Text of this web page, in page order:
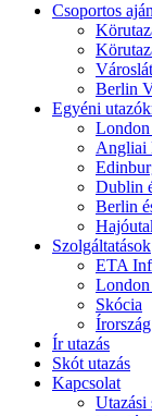
Csoportos
Berlin
Egyéni
London
Angliai
Dublin
Berlin
Szolgáltatások
ETA
London
Skócia
Írország
Ír utazás
Skót utazás
Kapcsolat
Utazási